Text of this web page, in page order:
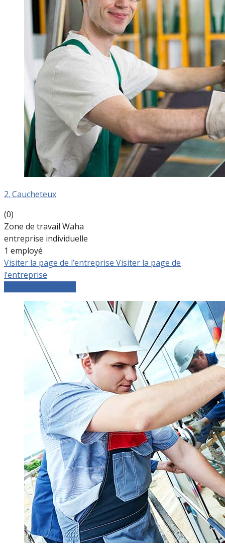
2. Caucheteux
(0)
Zone de travail Waha
entreprise individuelle
1 employé
Visiter la page de l’entreprise Visiter la page de
l’entreprise